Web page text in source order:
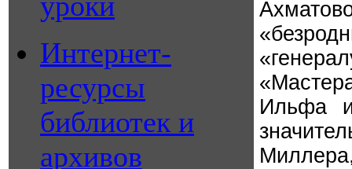
Интернет-
ресурсы
библиотек и
архивов
Ильфа